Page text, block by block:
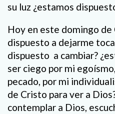
su luz ¿estamos
Hoy en este domingo de
dispuesto a dejarme
dispuesto a cambiar?
ser ciego por mi
pecado, por mi
de Cristo para ver a
contemplar a Dios,